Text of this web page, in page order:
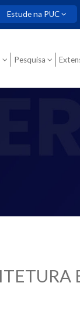
Estude na PUC
Pesquisa